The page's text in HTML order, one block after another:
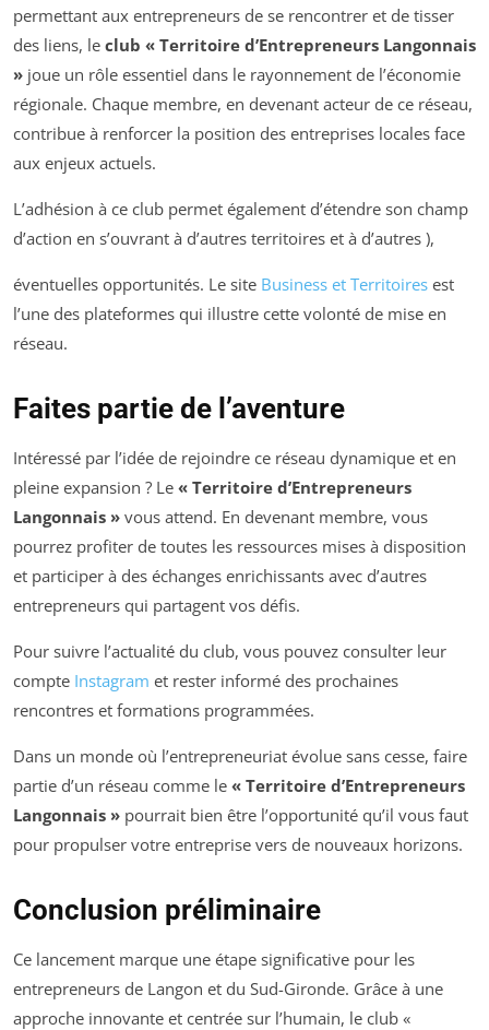
permettant aux entrepreneurs de se rencontrer et de tisser
des liens, le club « Territoire d’Entrepreneurs Langonnais
» joue un rôle essentiel dans le rayonnement de l’économie
régionale. Chaque membre, en devenant acteur de ce réseau,
contribue à renforcer la position des entreprises locales face
aux enjeux actuels.
L’adhésion à ce club permet également d’étendre son champ
d’action en s’ouvrant à d’autres territoires et à d’autres ),
éventuelles opportunités. Le site Business et Territoires est
l’une des plateformes qui illustre cette volonté de mise en
réseau.
Faites partie de l’aventure
Intéressé par l’idée de rejoindre ce réseau dynamique et en
pleine expansion ? Le « Territoire d’Entrepreneurs
Langonnais » vous attend. En devenant membre, vous
pourrez profiter de toutes les ressources mises à disposition
et participer à des échanges enrichissants avec d’autres
entrepreneurs qui partagent vos défis.
Pour suivre l’actualité du club, vous pouvez consulter leur
compte Instagram et rester informé des prochaines
rencontres et formations programmées.
Dans un monde où l’entrepreneuriat évolue sans cesse, faire
partie d’un réseau comme le « Territoire d’Entrepreneurs
Langonnais » pourrait bien être l’opportunité qu’il vous faut
pour propulser votre entreprise vers de nouveaux horizons.
Conclusion préliminaire
Ce lancement marque une étape significative pour les
entrepreneurs de Langon et du Sud-Gironde. Grâce à une
approche innovante et centrée sur l’humain, le club «